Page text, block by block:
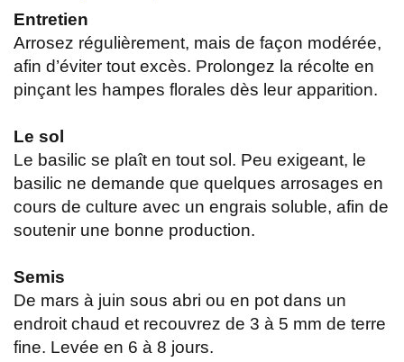
Entretien
Arrosez régulièrement, mais de façon modérée,
afin d’éviter tout excès. Prolongez la récolte en
pinçant les hampes florales dès leur apparition.
Le sol
Le basilic se plaît en tout sol. Peu exigeant, le
basilic ne demande que quelques arrosages en
cours de culture avec un engrais soluble, afin de
soutenir une bonne production.
Semis
De mars à juin sous abri ou en pot dans un
endroit chaud et recouvrez de 3 à 5 mm de terre
fine. Levée en 6 à 8 jours.